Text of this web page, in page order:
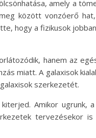
amely a
között vonzóerő
hogy a fizikusok
hanem az
miatt. A galaxisok
szerkezetét.
Amikor
tervezésekor